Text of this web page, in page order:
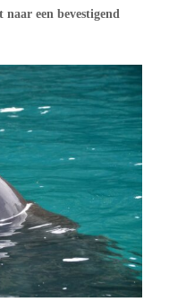
een bevestigend